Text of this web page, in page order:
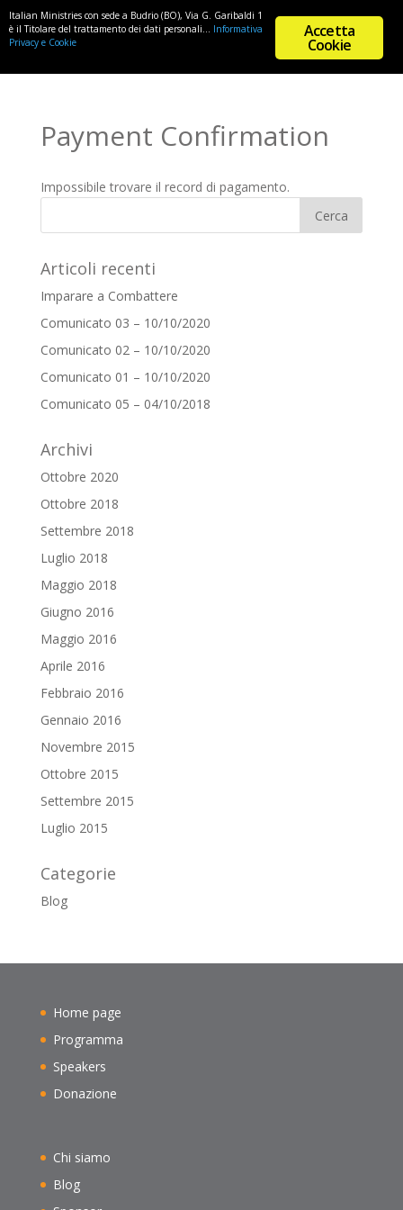
Payment Confirmation
Impossibile trovare il record di pagamento.
Articoli recenti
Imparare a Combattere
Comunicato 03 – 10/10/2020
Comunicato 02 – 10/10/2020
Comunicato 01 – 10/10/2020
Comunicato 05 – 04/10/2018
Archivi
Ottobre 2020
Ottobre 2018
Settembre 2018
Luglio 2018
Maggio 2018
Giugno 2016
Maggio 2016
Aprile 2016
Febbraio 2016
Gennaio 2016
Novembre 2015
Ottobre 2015
Settembre 2015
Luglio 2015
Categorie
Blog
Home page
Programma
Speakers
Donazione
Chi siamo
Blog
Accetta
Cookie
Italian Ministries con sede a Budrio (BO), Via G. Garibaldi 1
è il Titolare del trattamento dei dati personali... Informativa
Privacy e Cookie